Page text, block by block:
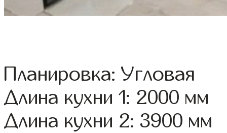
Планировка: Угловая
Длина кухни 1: 2000 мм
Длина кухни 2: 3900 мм